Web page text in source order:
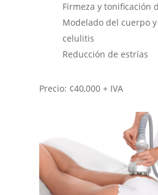
Firmeza y tonificación
Modelado del cuerpo
celulitis
Reducción de estrías
Precio: ¢40,000 + IVA